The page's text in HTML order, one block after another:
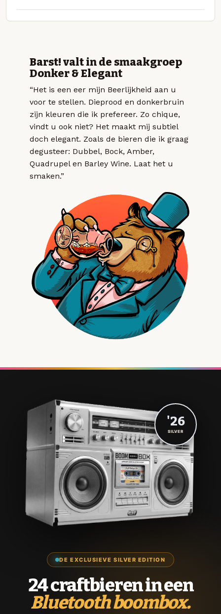
Barst! valt in de smaakgroep
Donker & Elegant
“Het is een eer mijn Beerlijkheid aan u
voor te stellen. Dieprood en donkerbruin
zijn kleuren die ik prefereer. Zo chique,
vindt u ook niet? Het maakt mij subtiel
doch elegant. Zoals de bieren die ik graag
degusteer: Dubbel, Bock, Amber,
Quadrupel en Barley Wine. Laat het u
smaken.”
DE EXCLUSIEVE SILVER EDITION
24 craftbieren in een
Bluetooth boombox.
'26
SILVER